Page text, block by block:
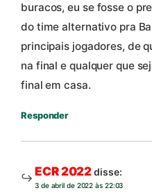
buracos, eu se fosse o
do time alternativo pra
principais jogadores, de
na final e qualquer que
final em casa.
Responder
ECR 2022disse:
3 de abril de 2022 às 22:03